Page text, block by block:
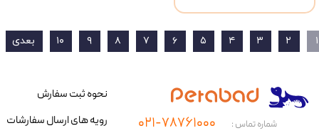
۱ ۲ ۳ ۴ ۵ ۶ ۷ ۸ ۹ ۱۰ بعدی
شماره تماس : ۰۲۱-۷۸۷۶۱۰۰۰
نحوه ثبت سفارش
رویه های ارسال سفارشات